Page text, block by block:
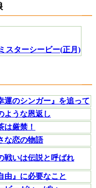
ミスターシービー(正月)
運のシンガー』を追って
ような恩返し
は厳禁！
な恋の物語
戦いは伝説と呼ばれ
由』に必要なこと